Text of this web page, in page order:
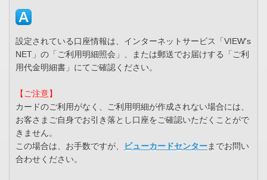
設定されている口座情報は、インターネットサービス「VIEW's
NET」の「ご利用明細照会」、または郵送でお届けする「ご利
用代金明細書」にてご確認ください。
【ご注意】
カードのご利用がなく、ご利用明細が作成されない場合には、
お客さまご自身でお引き落とし口座をご確認いただくことがで
きません。
この場合は、お手数ですが、
ビューカードセンターまでお問い
合わせください。